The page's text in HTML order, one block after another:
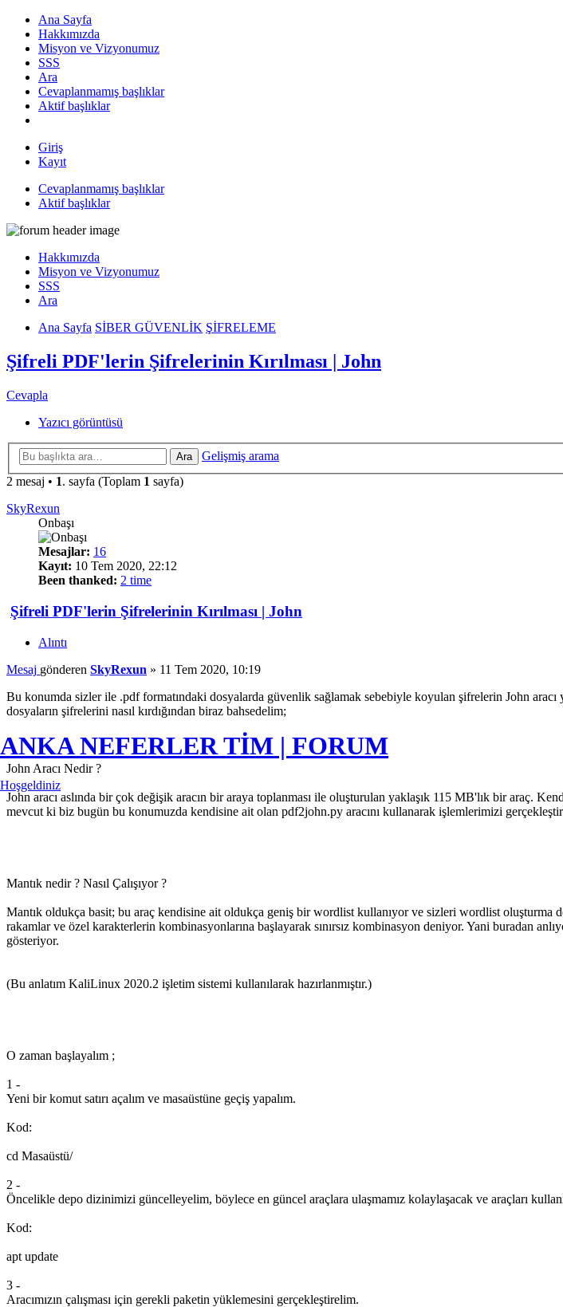
Ana Sayfa
Hakkımızda
Misyon ve Vizyonumuz
SSS
Ara
Cevaplanmamış başlıklar
Aktif başlıklar
Giriş
Kayıt
Cevaplanmamış başlıklar
Aktif başlıklar
ANKA NEFERLER TİM | FORUM
Hoşgeldiniz
Hakkımızda
Misyon ve Vizyonumuz
SSS
Ara
Ana Sayfa SİBER GÜVENLİK ŞİFRELEME
Şifreli PDF'lerin Şifrelerinin Kırılması | John
Cevapla
Yazıcı görüntüsü
Ara
Gelişmiş arama
2 mesaj • 1. sayfa (Toplam 1 sayfa)
SkyRexun
Onbaşı
Mesajlar: 16
Kayıt: 10 Tem 2020, 22:12
Been thanked: 2 time
Şifreli PDF'lerin Şifrelerinin Kırılması | John
Alıntı
Mesaj gönderen SkyRexun » 11 Tem 2020, 10:19
Bu konumda sizler ile .pdf formatındaki dosyalarda güvenlik sağlamak sebebiyle koyulan şifrelerin John aracı
dosyaların şifrelerini nasıl kırdığından biraz bahsedelim;
John Aracı Nedir ?
John aracı aslında bir çok değişik aracın bir araya toplanması ile oluşturulan yaklaşık 115 MB'lık bir araç.
mevcut ki biz bugün bu konumuzda kendisine ait olan pdf2john.py aracını kullanarak işlemlerimizi
Mantık nedir ? Nasıl Çalışıyor ?
Mantık oldukça basit; bu araç kendisine ait oldukça geniş bir wordlist kullanıyor ve sizleri wordlist oluşturma
rakamlar ve özel karakterlerin kombinasyonlarına başlayarak sınırsız kombinasyon deniyor. Yani buradan
gösteriyor.
(Bu anlatım KaliLinux 2020.2 işletim sistemi kullanılarak hazırlanmıştır.)
O zaman başlayalım ;
1 -
Yeni bir komut satırı açalım ve masaüstüne geçiş yapalım.
Kod:
cd Masaüstü/
2 -
Öncelikle depo dizinimizi güncelleyelim, böylece en güncel araçlara ulaşmamız kolaylaşacak ve araçları
Kod:
apt update
3 -
Aracımızın çalışması için gerekli paketin yüklemesini gerçekleştirelim.